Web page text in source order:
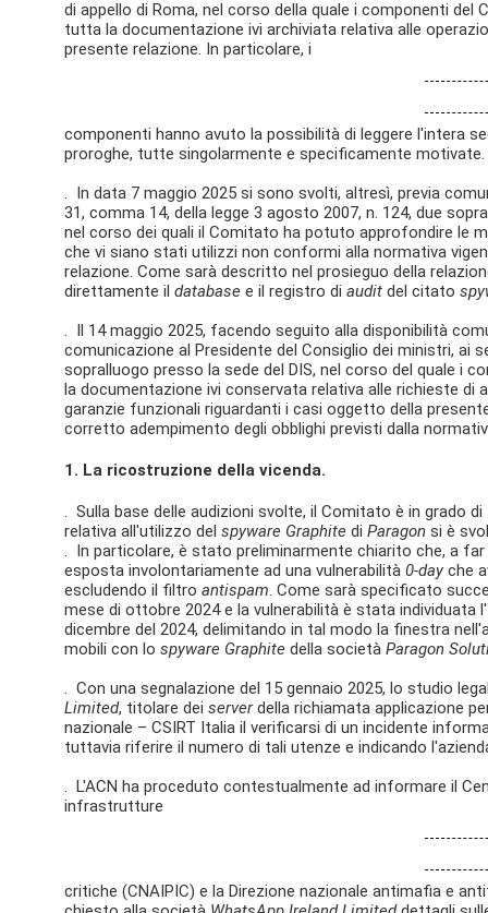
di appello di Roma, nel corso della quale i componenti
tutta la documentazione ivi archiviata relativa alle
presente relazione. In particolare, i
componenti hanno avuto la possibilità di leggere l'intera
proroghe, tutte singolarmente e specificamente motivate.
. In data 7 maggio 2025 si sono svolti, altresì, previa
31, comma 14, della legge 3 agosto 2007, n. 124, due
nel corso dei quali il Comitato ha potuto approfondire le
che vi siano stati utilizzi non conformi alla normativa
relazione. Come sarà descritto nel prosieguo della
direttamente ildatabase e il registro diaudit del citato
. Il 14 maggio 2025, facendo seguito alla disponibilità
comunicazione al Presidente del Consiglio dei ministri, ai
sopralluogo presso la sede del DIS, nel corso del quale i
la documentazione ivi conservata relativa alle richieste
garanzie funzionali riguardanti i casi oggetto della
corretto adempimento degli obblighi previsti dalla
1. La ricostruzione della vicenda.
. Sulla base delle audizioni svolte, il Comitato è in grado
relativa all'utilizzo delspyware Graphite diParagon si è
. In particolare, è stato preliminarmente chiarito che, a
esposta involontariamente ad una vulnerabilità0-dayche
escludendo il filtroantispam. Come sarà specificato
mese di ottobre 2024 e la vulnerabilità è stata
dicembre del 2024, delimitando in tal modo la finestra
mobili con lospyware Graphite della societàParagon
. Con una segnalazione del 15 gennaio 2025, lo studio
Limited, titolare deiserverdella richiamata applicazione
nazionale – CSIRT Italia il verificarsi di un incidente
tuttavia riferire il numero di tali utenze e indicando
. L'ACN ha proceduto contestualmente ad informare il
infrastrutture
critiche (CNAIPIC) e la Direzione nazionale antimafia e